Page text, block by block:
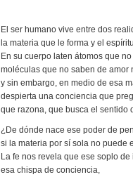
El ser humano vive entre dos
la materia que le forma y el
En su cuerpo laten átomos que
moléculas que no saben de amor
y sin embargo, en medio de esa
despierta una conciencia que
que razona, que busca el sentido
¿De dónde nace ese poder de
si la materia por sí sola no puede
La fe nos revela que ese soplo
esa chispa de conciencia,